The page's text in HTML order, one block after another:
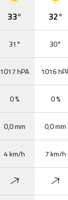
33°
31°
1017 hPA
0 %
0,0 mm
4 km/h
32°
30°
1016
0 %
0,0 mm
7 km/h